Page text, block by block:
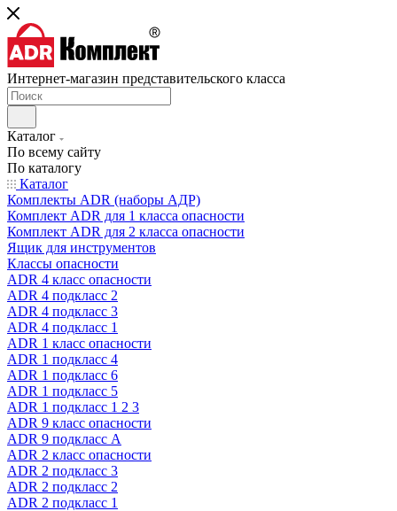
Интернет-магазин представительского класса
Каталог
По всему сайту
По каталогу
Каталог
Комплекты ADR (наборы АДР)
Комплект ADR для 1 класса опасности
Комплект ADR для 2 класса опасности
Ящик для инструментов
Классы опасности
ADR 4 класс опасности
ADR 4 подкласс 2
ADR 4 подкласс 3
ADR 4 подкласс 1
ADR 1 класс опасности
ADR 1 подкласс 4
ADR 1 подкласс 6
ADR 1 подкласс 5
ADR 1 подкласс 1 2 3
ADR 9 класс опасности
ADR 9 подкласс A
ADR 2 класс опасности
ADR 2 подкласс 3
ADR 2 подкласс 2
ADR 2 подкласс 1